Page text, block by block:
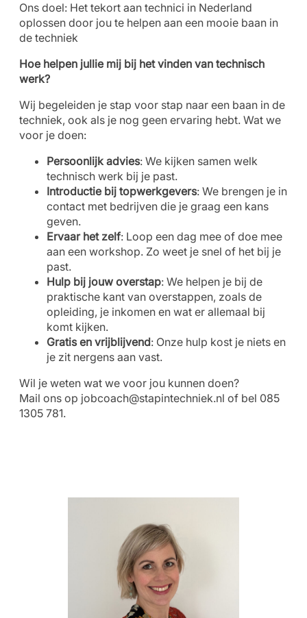
Ons doel: Het tekort aan technici in Nederland
oplossen door jou te helpen aan een mooie baan in
de techniek
Hoe helpen jullie mij bij het vinden van technisch
werk?
Wij begeleiden je stap voor stap naar een baan in de
techniek, ook als je nog geen ervaring hebt. Wat we
voor je doen:
Persoonlijk advies: We kijken samen welk
technisch werk bij je past.
Introductie bij topwerkgevers: We brengen je in
contact met bedrijven die je graag een kans
geven.
Ervaar het zelf: Loop een dag mee of doe mee
aan een workshop. Zo weet je snel of het bij je
past.
Hulp bij jouw overstap: We helpen je bij de
praktische kant van overstappen, zoals de
opleiding, je inkomen en wat er allemaal bij
komt kijken.
Gratis en vrijblijvend: Onze hulp kost je niets en
je zit nergens aan vast.
Wil je weten wat we voor jou kunnen doen?
Mail ons op jobcoach@stapintechniek.nl of bel 085
1305 781.